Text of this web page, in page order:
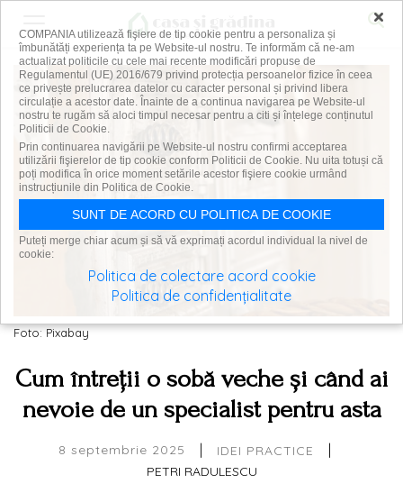
Foto: Pixabay
Cum întreții o sobă veche și când ai
nevoie de un specialist pentru asta
8 septembrie 2025 | IDEI PRACTICE |
PETRI RADULESCU
×
COMPANIA utilizează fişiere de tip cookie pentru a personaliza și
îmbunătăți experiența ta pe Website-ul nostru. Te informăm că ne-am
actualizat politicile cu cele mai recente modificări propuse de
Regulamentul (UE) 2016/679 privind protecția persoanelor fizice în ceea
ce privește prelucrarea datelor cu caracter personal și privind libera
circulație a acestor date. Înainte de a continua navigarea pe Website-ul
nostru te rugăm să aloci timpul necesar pentru a citi și înțelege conținutul
Politicii de Cookie.
Prin continuarea navigării pe Website-ul nostru confirmi acceptarea
utilizării fişierelor de tip cookie conform Politicii de Cookie. Nu uita totuși că
poți modifica în orice moment setările acestor fişiere cookie urmând
instrucțiunile din Politica de Cookie.
SUNT DE ACORD CU POLITICA DE COOKIE
Puteți merge chiar acum și să vă exprimați acordul individual la nivel de
cookie:
Politica de colectare acord cookie
Politica de confidențialitate